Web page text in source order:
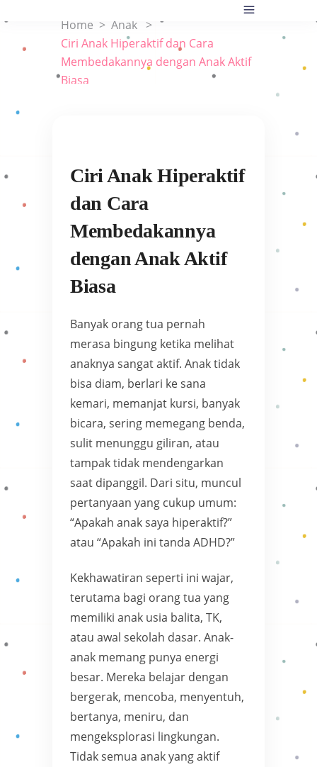
Home > Anak >
Ciri Anak Hiperaktif dan Cara
Membedakannya dengan Anak Aktif
Biasa
Ciri Anak Hiperaktif
dan Cara
Membedakannya
dengan Anak Aktif
Biasa
Banyak orang tua pernah
merasa bingung ketika melihat
anaknya sangat aktif. Anak tidak
bisa diam, berlari ke sana
kemari, memanjat kursi, banyak
bicara, sering memegang benda,
sulit menunggu giliran, atau
tampak tidak mendengarkan
saat dipanggil. Dari situ, muncul
pertanyaan yang cukup umum:
“Apakah anak saya hiperaktif?”
atau “Apakah ini tanda ADHD?”
Kekhawatiran seperti ini wajar,
terutama bagi orang tua yang
memiliki anak usia balita, TK,
atau awal sekolah dasar. Anak-
anak memang punya energi
besar. Mereka belajar dengan
bergerak, mencoba, menyentuh,
bertanya, meniru, dan
mengeksplorasi lingkungan.
Tidak semua anak yang aktif